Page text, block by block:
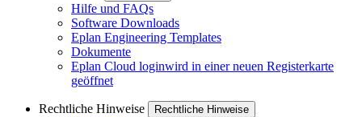
Hilfe und FAQs
Software Downloads
Eplan Engineering Templates
Dokumente
Eplan Cloud loginwird in einer neuen Registerkarte
geöffnet
Rechtliche Hinweise Rechtliche Hinweise